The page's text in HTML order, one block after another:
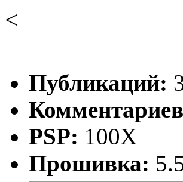
<
Публикаций:
PSP: 100X
Прошивка: